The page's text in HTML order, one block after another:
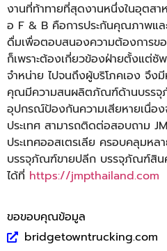
งานที่ท้าทายที่สุดงานหนึ่งในอุตสา
อ F & B คือการประกันคุณภาพแล
ดื่มเพื่อตอบสนองความต้องการข
ก็เพราะต้องเกี่ยวข้องฝ่ายตั้งแต่ซั
จำหน่าย ไปจนถึงผู้บริโภคเอง จึ
คุณมีความสนผลิตภัณฑ์ด้านบรร
อุปกรณ์ป้องกันความเสียหายเนื่อ
ประเทศ สามารถติดต่อสอบถาม
ประเทศออสเตรเลีย ครอบคลุมหล
บรรจุภัณฑ์ขายปลีก บรรจุภัณฑ์สิน
ได้ที่ https://jmpthailand.com
ขอขอบคุณข้อมูล
bridgetowntrucking.com